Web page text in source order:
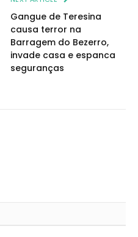
Gangue de Teresina
causa terror na
Barragem do Bezerro,
invade casa e espanca
seguranças